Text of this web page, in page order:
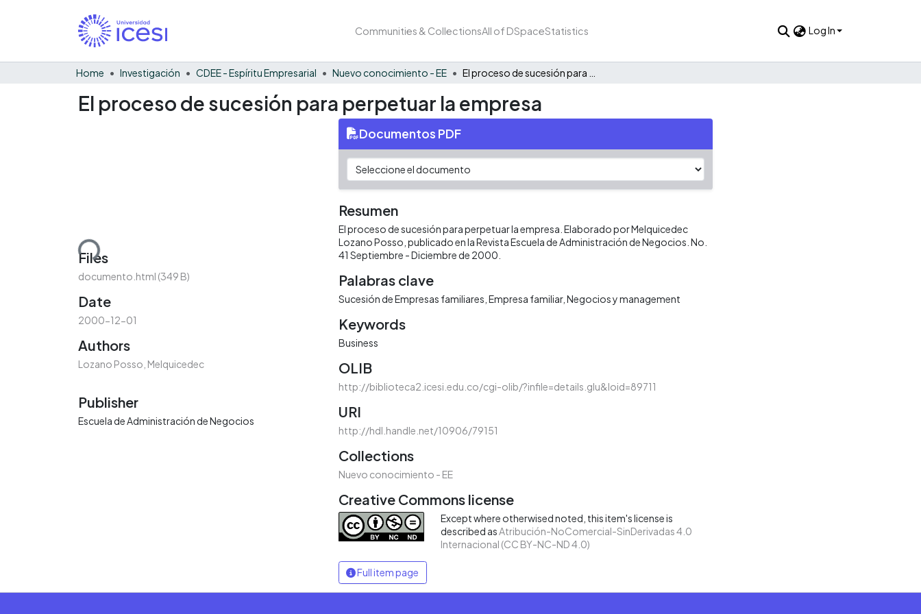
Communities & CollectionsAll of DSpaceStatistics Log In
Home Investigación CDEE - Espíritu Empresarial Nuevo conocimiento - EE
El proceso de sucesión para perpetuar la empresa
Loading...
Files
documento.html (349 B)
Date
2000-12-01
Authors
Lozano Posso, Melquicedec
Publisher
Escuela de Administración de Negocios
Documentos PDF
Resumen
El proceso de sucesión para perpetuar la empresa. Elaborado por Melquicedec
Lozano Posso, publicado en la Revista Escuela de Administración de Negocios. No.
41 Septiembre - Diciembre de 2000.
Palabras clave
Sucesión de Empresas familiares Empresa familiar Negocios y management
Keywords
Business
OLIB
http://biblioteca2.icesi.edu.co/cgi-olib/?infile=details.glu&loid=89711
URI
http://hdl.handle.net/10906/79151
Collections
Nuevo conocimiento - EE
Creative Commons license
Except where otherwised noted, this item's license is
described as Atribución-NoComercial-SinDerivadas 4.0
Internacional (CC BY-NC-ND 4.0)
Full item page